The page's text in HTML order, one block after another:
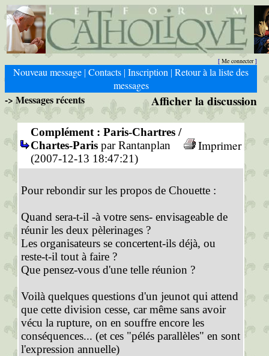
[ Me connecter]
Nouveau message | Contacts | Inscription | Retour à la liste des
messages
-> Messages récents Afficher la discussion
Complément : Paris-Chartres /
Chartes-Paris par Rantanplan
(2007-12-13 18:47:21)
Imprimer
Pour rebondir sur les propos de Chouette :
Quand sera-t-il -à votre sens- envisageable de
réunir les deux pèlerinages ?
Les organisateurs se concertent-ils déjà, ou
reste-t-il tout à faire ?
Que pensez-vous d'une telle réunion ?
Voilà quelques questions d'un jeunot qui attend
que cette division cesse, car même sans avoir
vécu la rupture, on en souffre encore les
conséquences... (et ces "pélés parallèles" en sont
l'expression annuelle)